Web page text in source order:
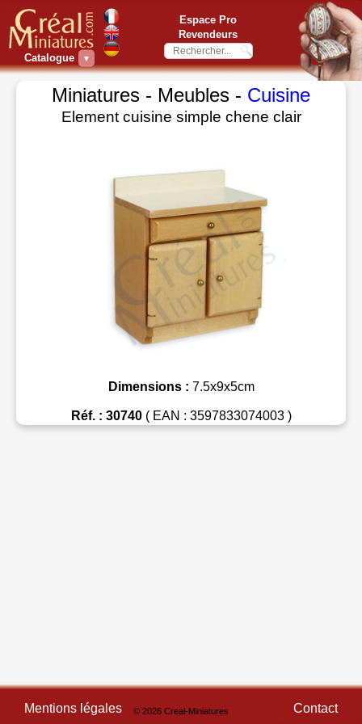
Catalogue ▼
Espace Pro
Revendeurs
Miniatures - Meubles - Cuisine
Element cuisine simple chene clair
Dimensions : 7.5x9x5cm
Réf. : 30740( EAN : 3597833074003 )
Mentions légales © 2026 Creal-Miniatures Contact